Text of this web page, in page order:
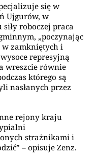
się w
Ujgurów, w
roboczej praca
„poczynając
zamkniętych i
represyjną
wreszcie równie
którego są
nasłanych przez
rejony kraju
strażnikami i
– opisuje Zenz.